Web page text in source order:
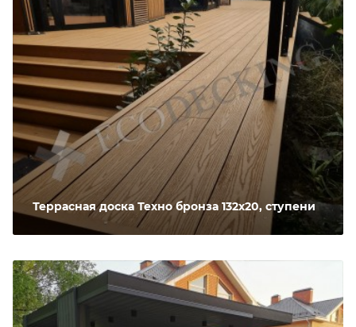
Террасная доска Техно бронза 132х20, ступени